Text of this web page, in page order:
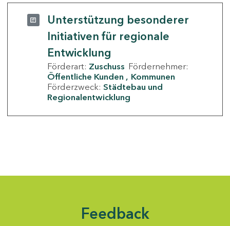
Unterstützung besonderer
Initiativen für regionale
Entwicklung
Förderart: Zuschuss Fördernehmer:
Öffentliche Kunden
Kommunen
Förderzweck: Städtebau und
Regionalentwicklung
Feedback